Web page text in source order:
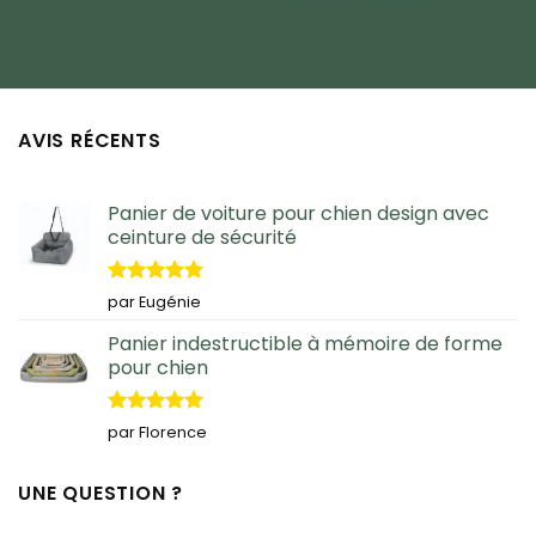
AVIS RÉCENTS
Panier de voiture pour chien design avec
ceinture de sécurité
Note5sur
5
par Eugénie
Panier indestructible à mémoire de forme
pour chien
Note5sur
5
par Florence
UNE QUESTION ?